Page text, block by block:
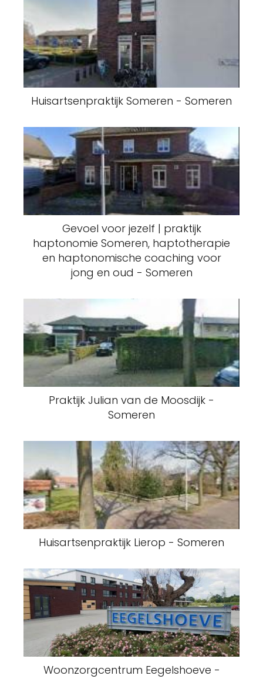
Huisartsenpraktijk Someren - Someren
Gevoel voor jezelf | praktijk
haptonomie Someren, haptotherapie
en haptonomische coaching voor
jong en oud - Someren
Praktijk Julian van de Moosdijk -
Someren
Huisartsenpraktijk Lierop - Someren
Woonzorgcentrum Eegelshoeve -